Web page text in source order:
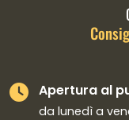
Apertura al
da lunedì a